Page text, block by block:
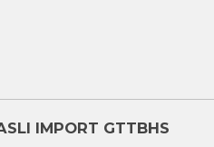
IMPORT GTTBHS